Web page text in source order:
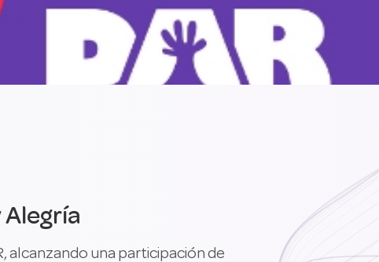
alcanzando una participación de